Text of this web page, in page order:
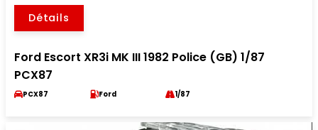
Détails
Ford Escort XR3i MK III 1982 Police (GB) 1/87
PCX87
PCX87 Ford 1/87